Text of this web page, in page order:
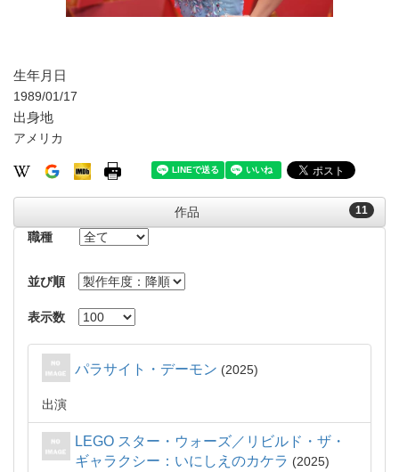
生年月日
1989/01/17
出身地
アメリカ
11
作品
職種
並び順
表示数
パラサイト・デーモン 2025
出演
LEGO スター・ウォーズ／リビルド・ザ・
ギャラクシー：いにしえのカケラ
2025